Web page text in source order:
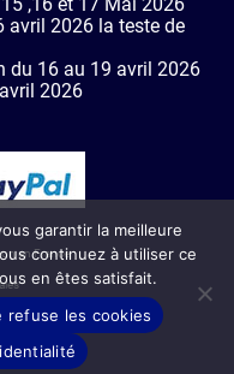
,16 et 17 Mai 2026
avril 2026 la teste de
du 16 au 19 avril 2026
2026
en France
Contact
garantir la meilleure
continuez à utiliser ce
en êtes satisfait.
refuse les cookies